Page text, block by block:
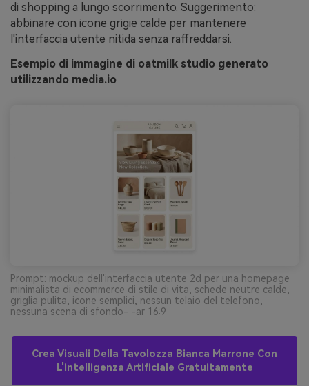
di shopping a lungo scorrimento. Suggerimento:
abbinare con icone grigie calde per mantenere
l'interfaccia utente nitida senza raffreddarsi.
Esempio di immagine di oatmilk studio generato
utilizzando media.io
Prompt: mockup dell'interfaccia utente 2d per una homepage
minimalista di ecommerce di stile di vita, schede neutre calde,
griglia pulita, icone semplici, nessun telaio del telefono,
nessuna scena di sfondo- -ar 16:9
Crea Visuali Della Tavolozza Bianca Marrone Con
L'intelligenza Artificiale Gratuitamente